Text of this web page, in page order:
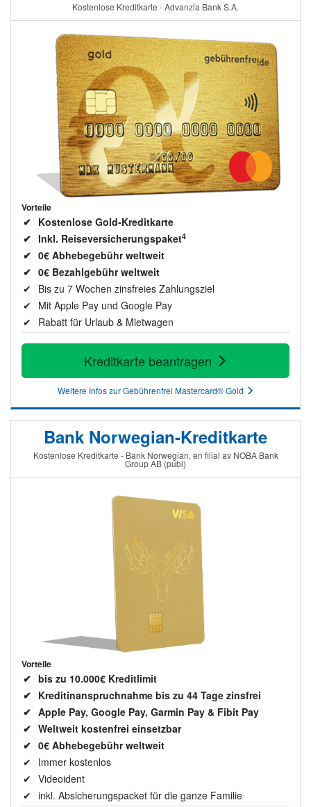
Kostenlose Kreditkarte - Advanzia Bank S.A.
Vorteile
Kostenlose Gold-Kreditkarte
Inkl. Reiseversicherungspaket4
0€ Abhebegebühr weltweit
0€ Bezahlgebühr weltweit
Bis zu 7 Wochen zinsfreies Zahlungsziel
Mit Apple Pay und Google Pay
Rabatt für Urlaub & Mietwagen
Kreditkarte beantragen
Weitere Infos zur Gebührenfrei Mastercard® Gold
Bank Norwegian-Kreditkarte
Kostenlose Kreditkarte - Bank Norwegian, en filial av NOBA Bank
Group AB (publ)
Vorteile
bis zu 10.000€ Kreditlimit
Kreditinanspruchnahme bis zu 44 Tage zinsfrei
Apple Pay, Google Pay, Garmin Pay & Fibit Pay
Weltweit kostenfrei einsetzbar
0€ Abhebegebühr weltweit
Immer kostenlos
Videoident
inkl. Absicherungspacket für die ganze Familie